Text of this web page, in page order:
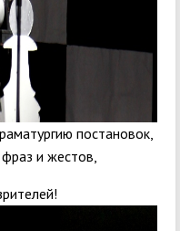
постановок,
фраз и жестов,